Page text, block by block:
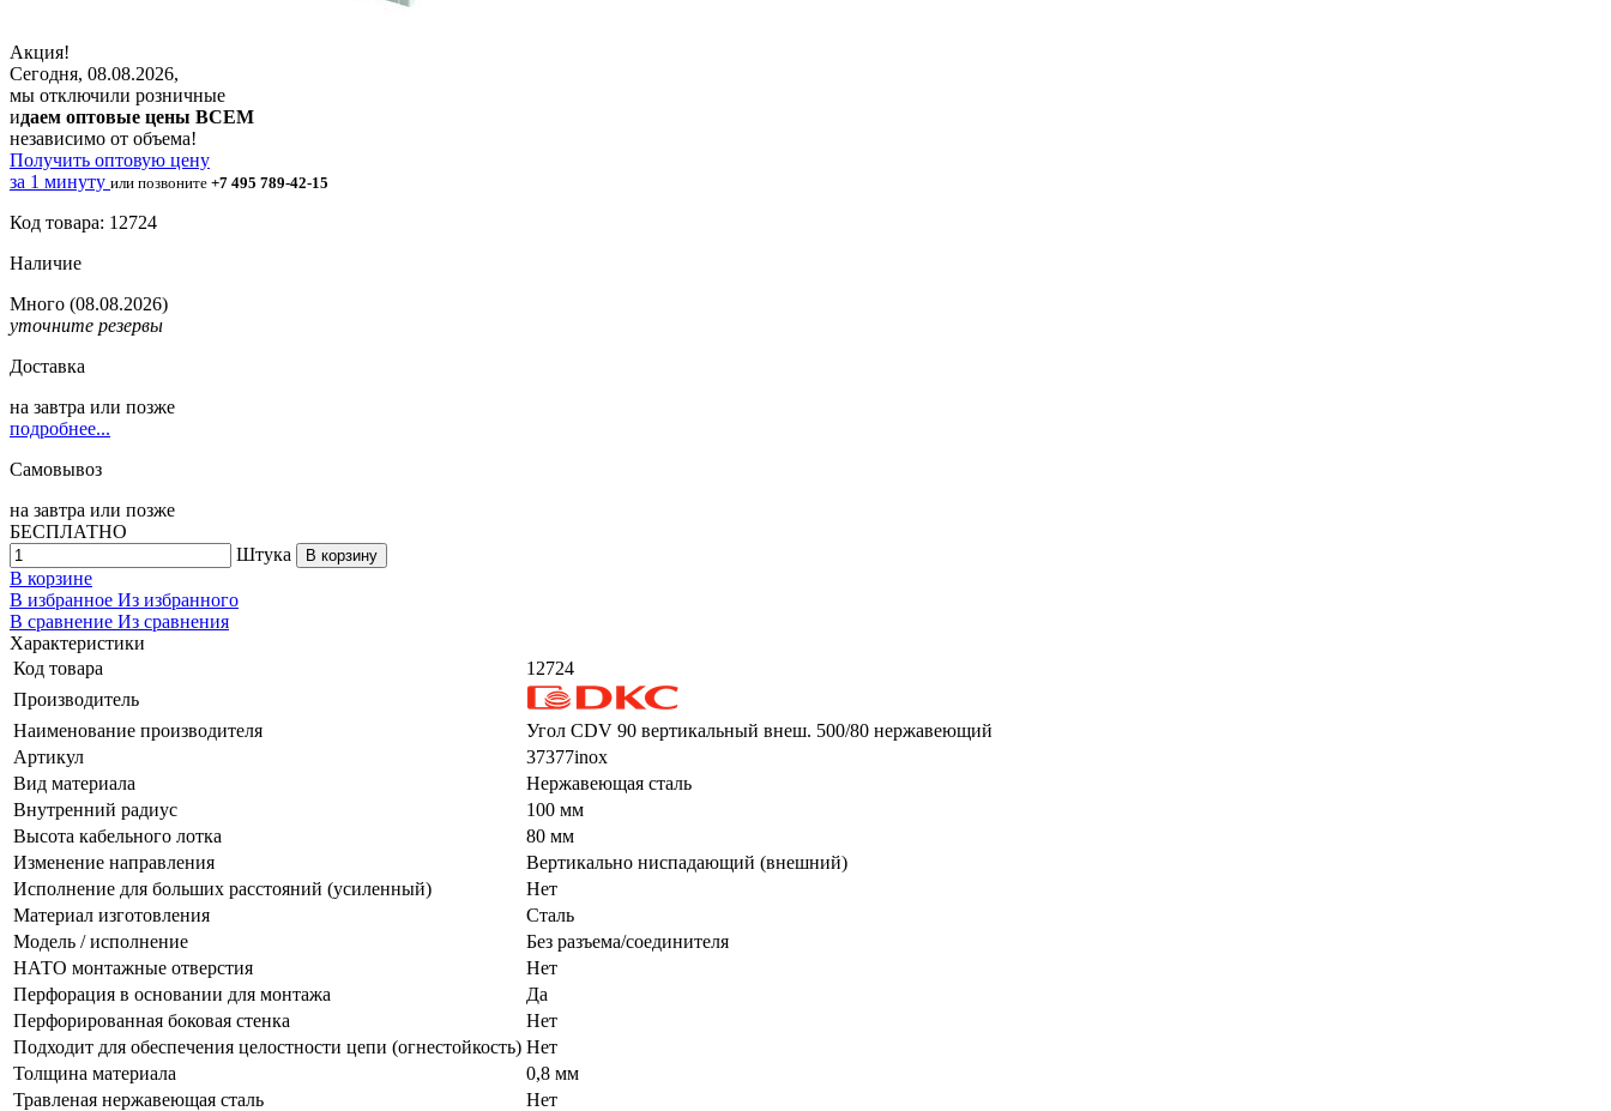
Акция!
Сегодня, 08.08.2026,
мы отключили розничные
идаем оптовые цены ВСЕМ
независимо от объема!
Получить оптовую цену
за 1 минуту или позвоните +7 495 789-42-15
Код товара: 12724
Наличие
Много (08.08.2026)
уточните резервы
Доставка
на завтра или позже
подробнее...
Самовывоз
на завтра или позже
БЕСПЛАТНО
Штука
В корзину
В корзине
В избранное Из избранного
В сравнение Из сравнения
Характеристики
Код товара
12724
Производитель
Наименование производителя
Угол CDV 90 вертикальный внеш. 500/80 нержавеющий
Артикул
37377inox
Вид материала
Нержавеющая сталь
Внутренний радиус
100 мм
Высота кабельного лотка
80 мм
Изменение направления
Вертикально ниспадающий (внешний)
Исполнение для больших расстояний (усиленный)
Нет
Материал изготовления
Сталь
Модель / исполнение
Без разъема/соединителя
НАТО монтажные отверстия
Нет
Перфорация в основании для монтажа
Да
Перфорированная боковая стенка
Нет
Подходит для обеспечения целостности цепи (огнестойкость) Нет
Толщина материала
0,8 мм
Травленая нержавеющая сталь
Нет